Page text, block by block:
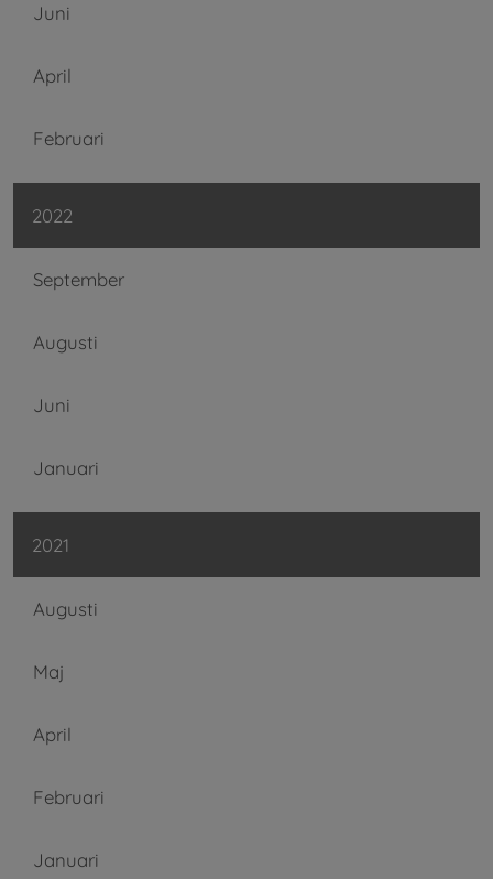
Juni
April
Februari
2022
September
Augusti
Juni
Januari
2021
Augusti
Maj
April
Februari
Januari